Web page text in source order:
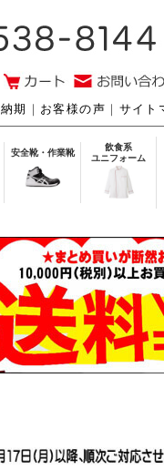
納期 ｜ お客様の声 ｜ サイト
安全靴・作業靴
飲食系
ユニフォーム